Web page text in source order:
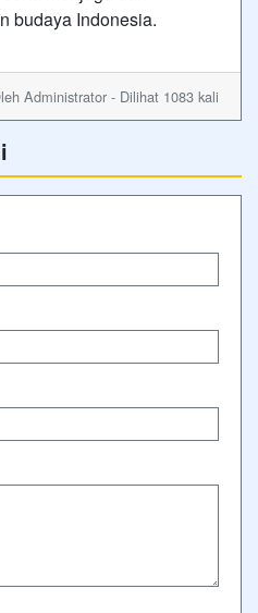
budaya Indonesia.
Administrator - Dilihat 1083 kali